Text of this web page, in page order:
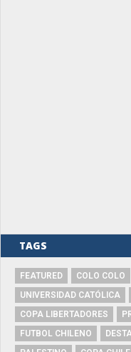
TAGS
FEATURED COLO COLO
UNIVERSIDAD CATÓLICA
COPA LIBERTADORES
FUTBOL CHILENO